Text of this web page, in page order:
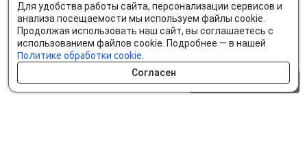
Для удобства работы сайта, персонализации сервисов и
анализа посещаемости мы используем файлы cookie.
Продолжая использовать наш сайт, вы соглашаетесь с
использованием файлов cookie. Подробнее — в нашей
Политике обработки cookie.
Согласен